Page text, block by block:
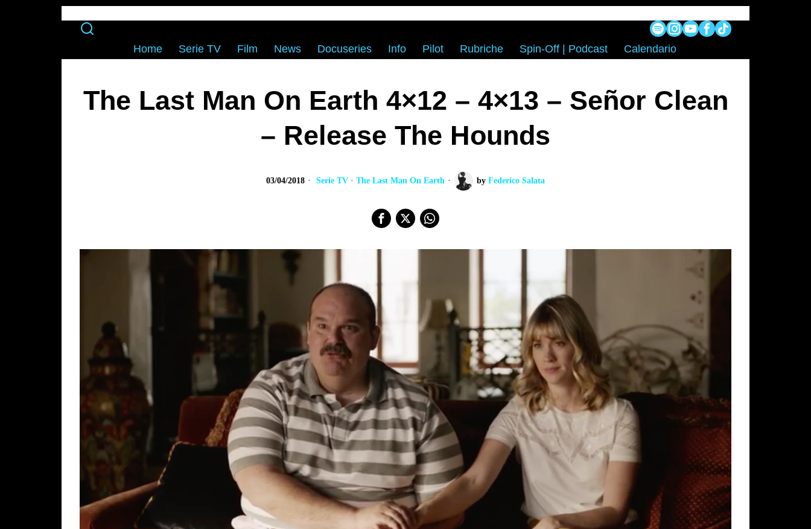
Home Serie TV Film News Docuseries Info Pilot Rubriche Spin-Off | Podcast Calendario
The Last Man On Earth 4×12 – 4×13 – Señor Clean
– Release The Hounds
03/04/2018 Serie TV · The Last Man On Earth by Federico Salata